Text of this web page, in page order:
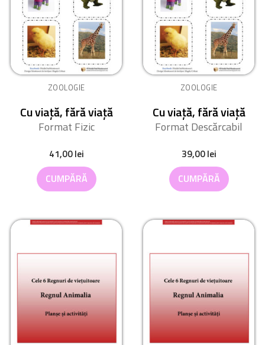
ZOOLOGIE
Cu viață, fără viață
Format Fizic
41,00lei
CUMPĂRĂ
ZOOLOGIE
Cu viață, fără viață
Format Descărcabil
39,00lei
CUMPĂRĂ